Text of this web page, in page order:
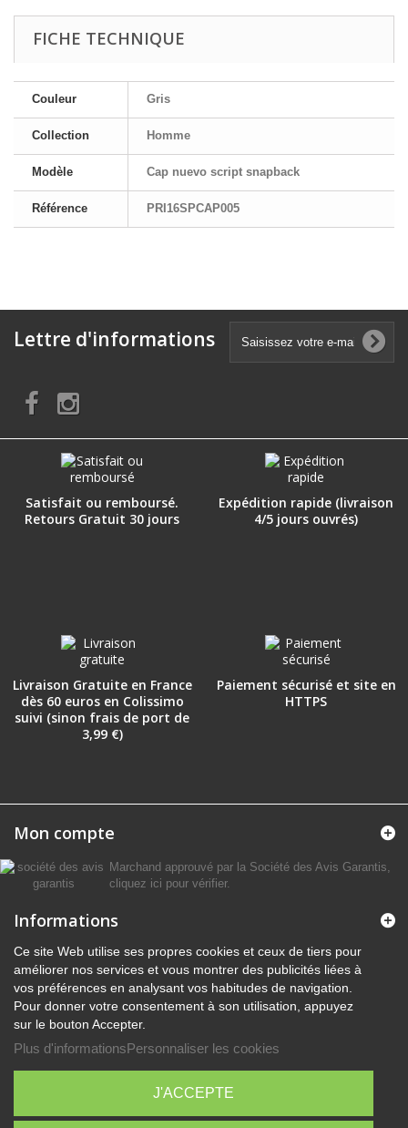
FICHE TECHNIQUE
Couleur Gris
Collection Homme
Modèle Cap nuevo script snapback
Référence PRI16SPCAP005
Lettre d'informations
Satisfait ou remboursé.
Retours Gratuit 30 jours
Expédition rapide (livraison
4/5 jours ouvrés)
Livraison Gratuite en France
dès 60 euros en Colissimo
suivi (sinon frais de port de
3,99 €)
Paiement sécurisé et site en
HTTPS
Mon compte
Marchand approuvé par la Société des Avis Garantis,
cliquez ici pour vérifier.
Informations
Ce site Web utilise ses propres cookies et ceux de tiers pour
améliorer nos services et vous montrer des publicités liées à
vos préférences en analysant vos habitudes de navigation.
Pour donner votre consentement à son utilisation, appuyez
sur le bouton Accepter.
Plus d'informationsPersonnaliser les cookies
J'ACCEPTE